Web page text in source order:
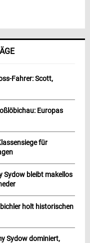
Fahrer: Scott,
Europas
für
Sydow bleibt makellos
holt historischen
Sydow dominiert,